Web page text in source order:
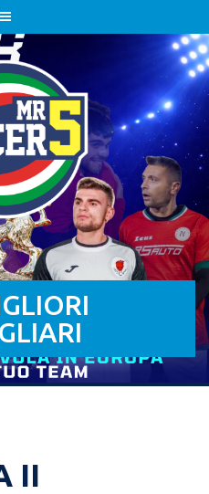
II